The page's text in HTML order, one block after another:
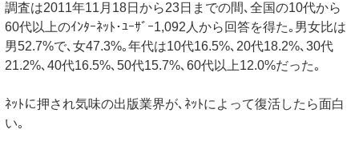
調査は2011年11月18日から23日までの間､全国の10代から
60代以上のｲﾝﾀｰﾈｯﾄ･ﾕｰｻﾞｰ1,092人から回答を得た｡男女比は
男52.7%で､女47.3%｡年代は10代16.5%､20代18.2%､30代
21.2%､40代16.5%､50代15.7%､60代以上12.0%だった｡
ﾈｯﾄに押され気味の出版業界が､ﾈｯﾄによって復活したら面白
い｡